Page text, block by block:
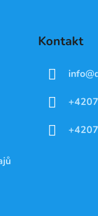
Kontakt
info@